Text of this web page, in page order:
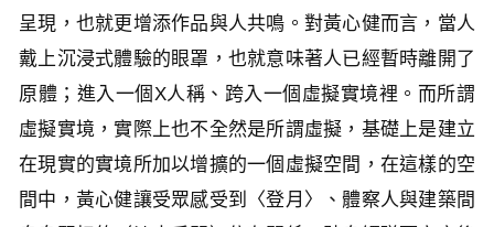
呈現，也就更增添作品與人共鳴。對黃心健而言，當人
戴上沉浸式體驗的眼罩，也就意味著人已經暫時離開了
原體；進入一個X人稱、跨入一個虛擬實境裡。而所謂
虛擬實境，實際上也不全然是所謂虛擬，基礎上是建立
在現實的實境所加以增擴的一個虛擬空間，在這樣的空
間中，黃心健讓受眾感受到〈登月〉、體察人與建築間